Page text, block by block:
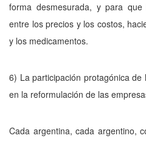
forma desmesura­da, y para
entre los precios y los costos,
y los medicamentos.
6) La participación protagónica
en la reformulación de las
Cada argentina, cada argentino,